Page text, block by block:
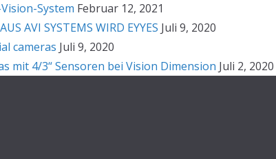
System Februar 12, 2021
AVI SYSTEMS WIRD EYYES Juli 9, 2020
cameras Juli 9, 2020
mit 4/3“ Sensoren bei Vision Dimension Juli 2, 2020